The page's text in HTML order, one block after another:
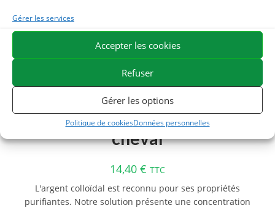
Gérer les services
Accepter les cookies
Refuser
Gérer les options
Politique de cookiesDonnées personnelles
ARGENT COLLOÏDAL –
Purification et soin cutané
cheval
14,40 € TTC
L'argent colloïdal est reconnu pour ses propriétés
purifiantes. Notre solution présente une concentration